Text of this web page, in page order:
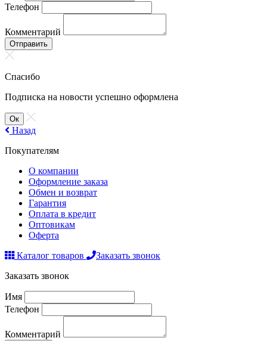
Телефон
Комментарий
Отправить
Спасибо
Подписка на новости успешно оформлена
Ок
Назад
Покупателям
О компании
Оформление заказа
Обмен и возврат
Гарантия
Оплата в кредит
Оптовикам
Оферта
Каталог товаров
Заказать звонок
Заказать звонок
Имя
Телефон
Комментарий